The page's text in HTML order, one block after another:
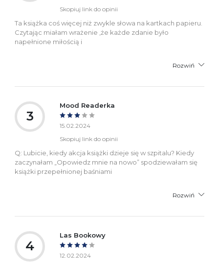
Skopiuj link do opinii
Ta książka coś więcej niż zwykle słowa na kartkach papieru.
Czytając miałam wrażenie ,że każde zdanie było
napełnione miłością i
Rozwiń
3
Mood Readerka
15.02.2024
Skopiuj link do opinii
Q: Lubicie, kiedy akcja książki dzieje się w szpitalu? Kiedy
zaczynałam „Opowiedz mnie na nowo” spodziewałam się
książki przepełnionej baśniami
Rozwiń
4
Las Bookowy
12.02.2024